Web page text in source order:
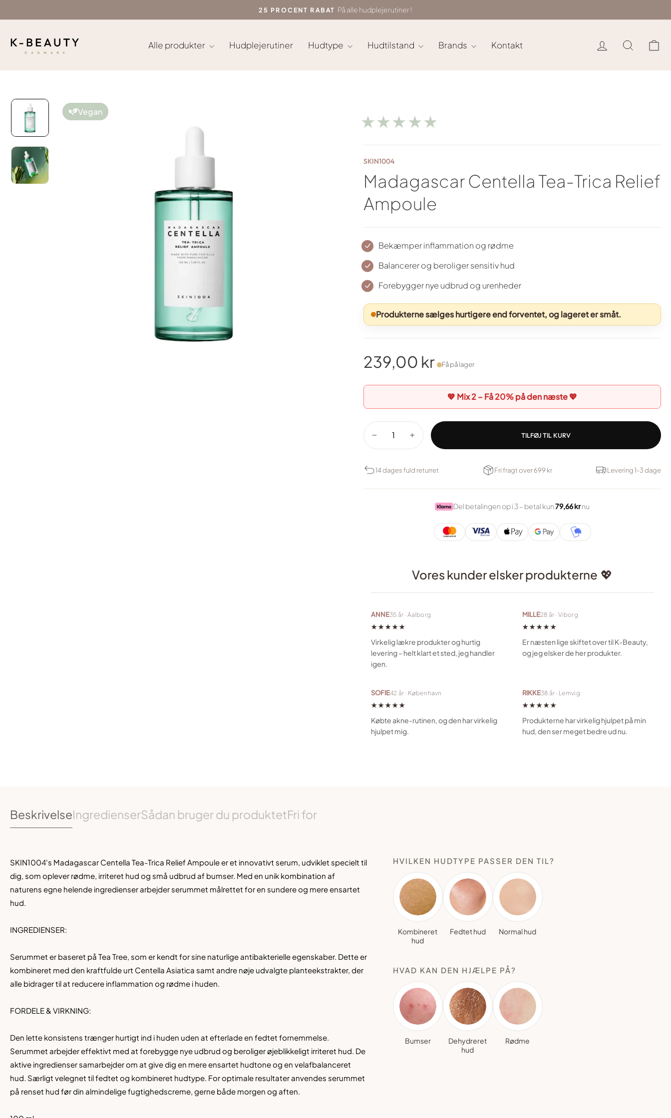
Sæt
på
25 PROCENT RABAT På alle hudplejerutiner !
Alle produkter Hudplejerutiner Hudtype Hudtilstand Brands Kontakt Log ind Søg
Vegan ★★★★★
SKIN1004
Madagascar Centella Tea-Trica Relief
Ampoule
Bekæmper inflammation og rødme
Balancerer og beroliger sensitiv hud
Forebygger nye udbrud og urenheder
Produkterne sælges hurtigere end forventet, og lageret er småt.
pris
239,00 kr Få på lager
💖 Mix 2 – Få20%på den næste 💖
+
TILFØJ TIL KURV
14 dages fuld returret Fri fragt over 699 kr Levering 1-3 dage
Del betalingen op i 3 – betal kun79,66 krnu
Vores kunder elsker produkterne 💖
ANNE35 år · Aalborg
★★★★★
Virkelig lækre produkter og hurtig
levering – helt klart et sted, jeg handler
igen.
MILLE28 år · Viborg
★★★★★
Er næsten lige skiftet over til K-Beauty,
og jeg elsker de her produkter.
SOFIE42 år · København
★★★★★
Købte akne-rutinen, og den har virkelig
hjulpet mig.
RIKKE38 år · Lemvig
★★★★★
Produkterne har virkelig hjulpet på min
hud, den ser meget bedre ud nu.
BeskrivelseIngredienserSådan bruger du produktetFri for
SKIN1004's Madagascar Centella Tea-Trica Relief Ampoule er et innovativt serum, udviklet specielt til
dig, som oplever rødme, irriteret hud og små udbrud af bumser. Med en unik kombination af
naturens egne helende ingredienser arbejder serummet målrettet for en sundere og mere ensartet
hud.
INGREDIENSER:
Serummet er baseret på Tea Tree, som er kendt for sine naturlige antibakterielle egenskaber. Dette er
kombineret med den kraftfulde urt Centella Asiatica samt andre nøje udvalgte planteekstrakter, der
alle bidrager til at reducere inflammation og rødme i huden.
FORDELE& VIRKNING:
Den lette konsistens trænger hurtigt ind i huden uden at efterladeen fedtet fornemmelse.
Serummet arbejder effektivt med at forebygge nye udbrud og beroliger øjeblikkeligt irriteret hud. De
aktive ingredienser samarbejder om at give dig en mere ensartet hudtone og en velafbalanceret
hud. Særligt velegnet til fedtet og kombineret hudtype. For optimale resultater anvendes serummet
på renset hud før din almindelige fugtighedscreme, gerne både morgen og aften.
HVILKEN HUDTYPE PASSER DEN TIL?
Kombineret
hud
Fedtet hud Normal hud
HVAD KAN DEN HJÆLPE PÅ?
Bumser
Dehydreret
hud
Rødme